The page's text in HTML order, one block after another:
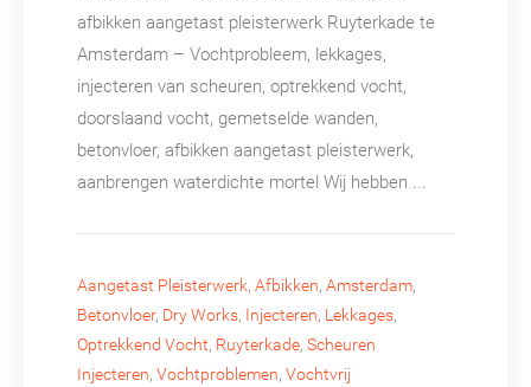
afbikken aangetast pleisterwerk Ruyterkade te
Amsterdam – Vochtprobleem, lekkages,
injecteren van scheuren, optrekkend vocht,
doorslaand vocht, gemetselde wanden,
betonvloer, afbikken aangetast pleisterwerk,
aanbrengen waterdichte mortel Wij hebben ...
Aangetast Pleisterwerk, Afbikken, Amsterdam,
Betonvloer, Dry Works, Injecteren, Lekkages,
Optrekkend Vocht, Ruyterkade, Scheuren
Injecteren, Vochtproblemen, Vochtvrij